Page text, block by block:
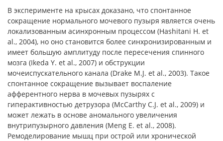
В эксперименте на крысах доказано, что спонтанное
сокращение нормального мочевого пузыря является очень
локализованным асинхронным процессом (Hashitani H. et
al., 2004), но оно становится более синхронизированным и
имеет большую амплитуду после пересечения спинного
мозга (Ikeda Y. et al., 2007) и обструкции
мочеиспускательного канала (Drake M.J. et al., 2003). Такое
спонтанное сокращение вызывает воспаление
афферентного нерва в мочевых пузырях с
гиперактивностью детрузора (McCarthy C.J. et al., 2009) и
может лежать в основе аномального увеличения
внутрипузырного давления (Meng E. et al., 2008).
Ремоделирование мышц при острой или хронической